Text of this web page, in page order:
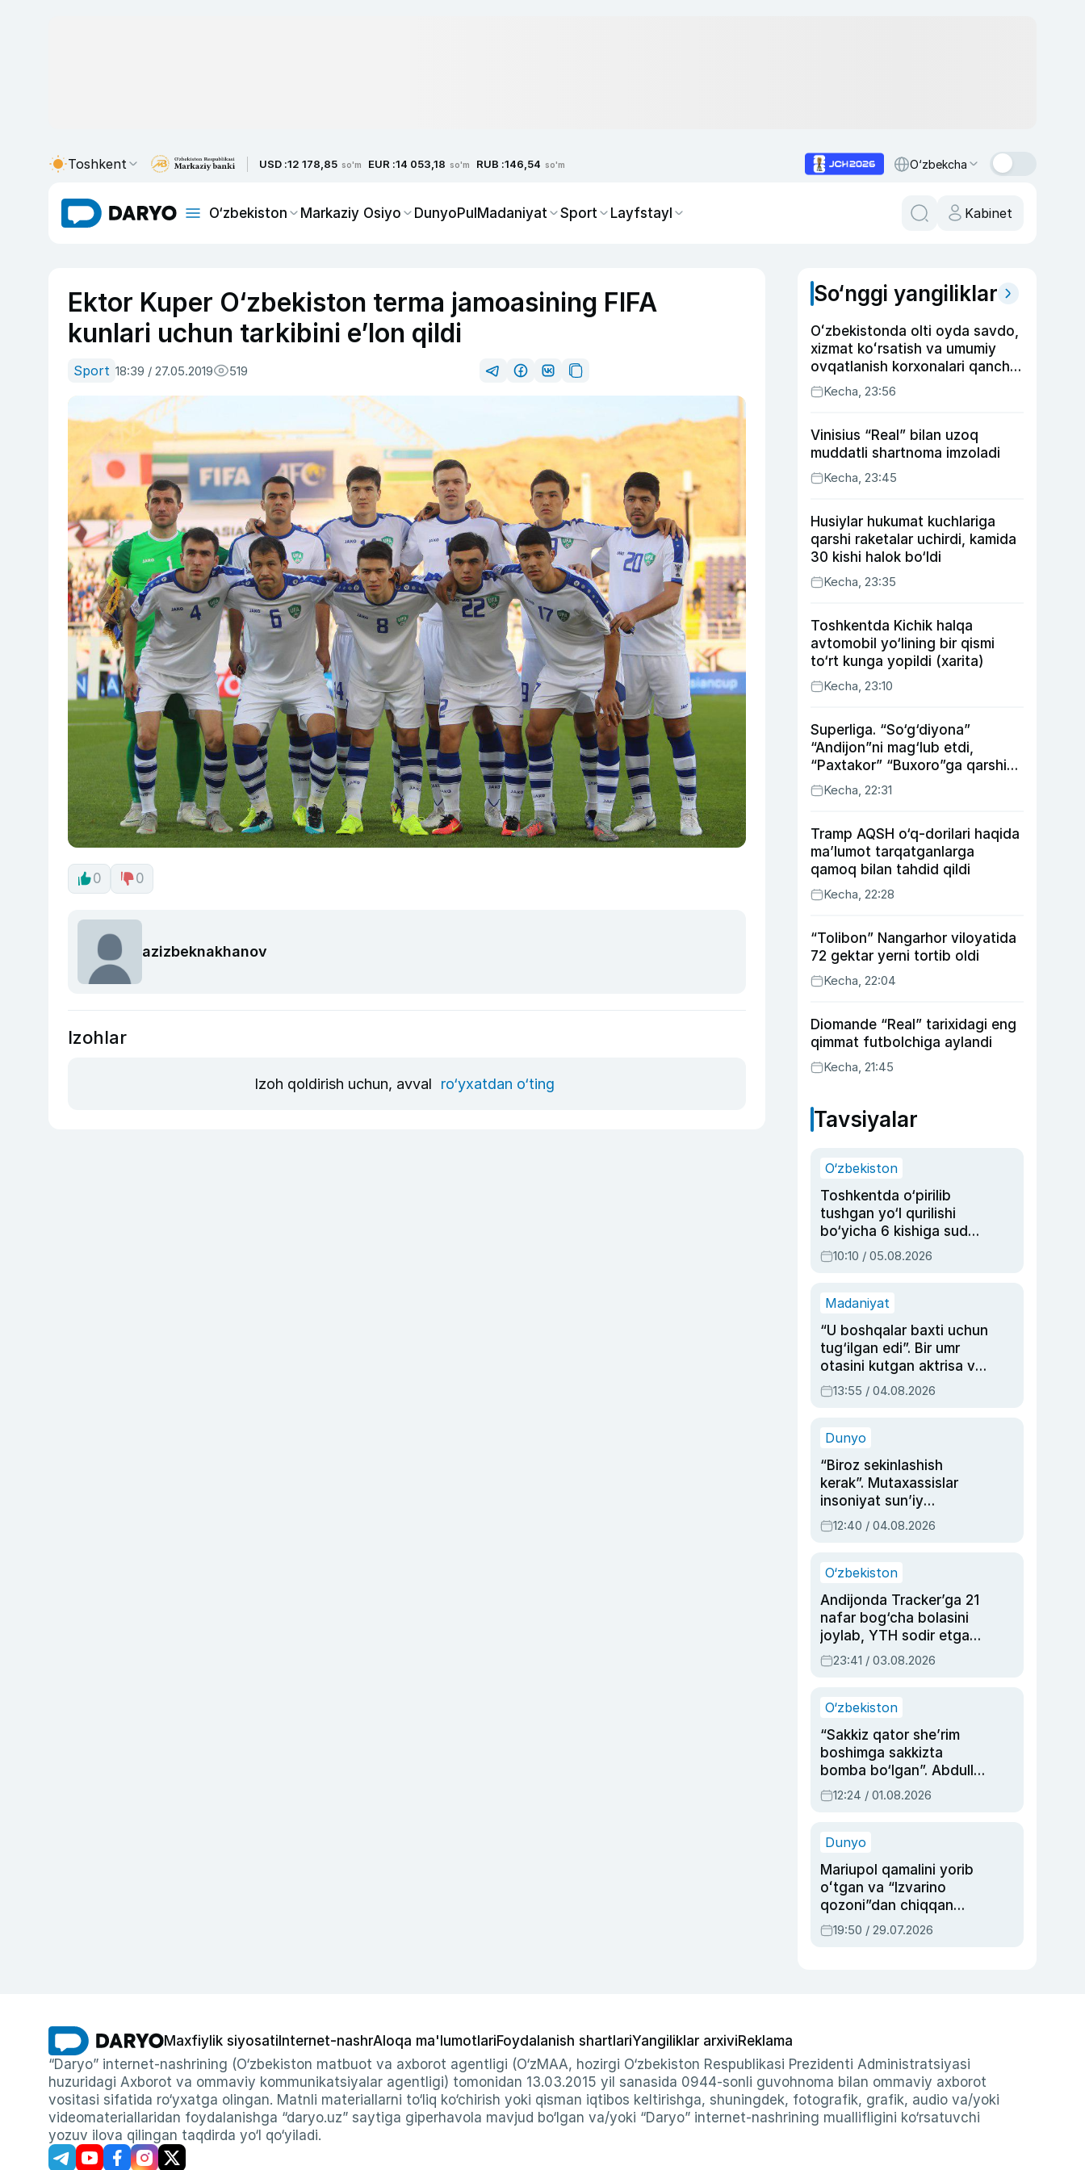
Toshkent USD :12 178,85 so'm EUR :14 053,18 so'm RUB :146,54 so'm O‘zbekcha
O‘zbekiston Markaziy Osiyo DunyoPulMadaniyat Sport Layfstayl Kabinet
Ektor Kuper O‘zbekiston terma jamoasining FIFA
kunlari uchun tarkibini e’lon qildi
Sport 18:39 / 27.05.2019 519
0 0
azizbeknakhanov
Izohlar
Izoh qoldirish uchun, avval ro‘yxatdan o‘ting
So‘nggi yangiliklar
Oʻzbekistonda olti oyda savdo,
xizmat koʻrsatish va umumiy
ovqatlanish korxonalari qancha
soliq toʻlagani ochiqlandi
Kecha, 23:56
Vinisius “Real” bilan uzoq
muddatli shartnoma imzoladi
Kecha, 23:45
Husiylar hukumat kuchlariga
qarshi raketalar uchirdi, kamida
30 kishi halok bo‘ldi
Kecha, 23:35
Toshkentda Kichik halqa
avtomobil yo‘lining bir qismi
to‘rt kunga yopildi (xarita)
Kecha, 23:10
Superliga. “So‘g‘diyona”
“Andijon”ni mag‘lub etdi,
“Paxtakor” “Buxoro”ga qarshi
bahsda g‘alabani qo‘ldan
chiqardi
Kecha, 22:31
Tramp AQSH o‘q-dorilari haqida
ma’lumot tarqatganlarga
qamoq bilan tahdid qildi
Kecha, 22:28
“Tolibon” Nangarhor viloyatida
72 gektar yerni tortib oldi
Kecha, 22:04
Diomande “Real” tarixidagi eng
qimmat futbolchiga aylandi
Kecha, 21:45
Tavsiyalar
O‘zbekiston
Toshkentda o‘pirilib
tushgan yo‘l qurilishi
bo‘yicha 6 kishiga sud
hukmi o‘qildi
10:10 / 05.08.2026
Madaniyat
“U boshqalar baxti uchun
tug‘ilgan edi”. Bir umr
otasini kutgan aktrisa va
dublyaj ustasi Rimma
Ahmedovaning
13:55 / 04.08.2026
Dunyo
“Biroz sekinlashish
kerak”. Mutaxassislar
insoniyat sun’iy
intellektni boshqara
olmay qolishidan xavotir
12:40 / 04.08.2026
O‘zbekiston
Andijonda Tracker’ga 21
nafar bog‘cha bolasini
joylab, YTH sodir etgan
ayolga sud hukmi o‘qildi
23:41 / 03.08.2026
O‘zbekiston
“Sakkiz qator she’rim
boshimga sakkizta
bomba bo‘lgan”. Abdulla
Oripovni siyosiy
ayblovlardan asrab
12:24 / 01.08.2026
Dunyo
Mariupol qamalini yorib
oʻtgan va “Izvarino
qozoni”dan chiqqan
qahramon — Ukraina
armiyasi bosh
19:50 / 29.07.2026
Maxfiylik siyosati Internet-nashrAloqa ma'lumotlariFoydalanish shartlariYangiliklar arxiviReklama
“Daryo” internet-nashrining (O‘zbekiston matbuot va axborot agentligi (O‘zMAA, hozirgi O‘zbekiston Respublikasi Prezidenti Administratsiyasi
huzuridagi Axborot va ommaviy kommunikatsiyalar agentligi) tomonidan 13.03.2015 yil sanasida 0944-sonli guvohnoma bilan ommaviy axborot
vositasi sifatida ro‘yxatga olingan. Matnli materiallarni to‘liq ko‘chirish yoki qisman iqtibos keltirishga, shuningdek, fotografik, grafik, audio va/yoki
videomateriallaridan foydalanishga “daryo.uz” saytiga giperhavola mavjud bo‘lgan va/yoki “Daryo” internet-nashrining muallifligini ko‘rsatuvchi
yozuv ilova qilingan taqdirda yo‘l qo‘yiladi.